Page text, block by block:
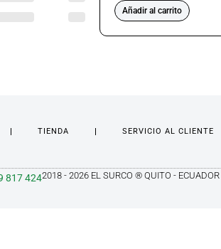
Añadir al carrito
TIENDA SERVICIO AL CLIENTE
817 4242018 - 2026 EL SURCO ® QUITO - ECUADOR